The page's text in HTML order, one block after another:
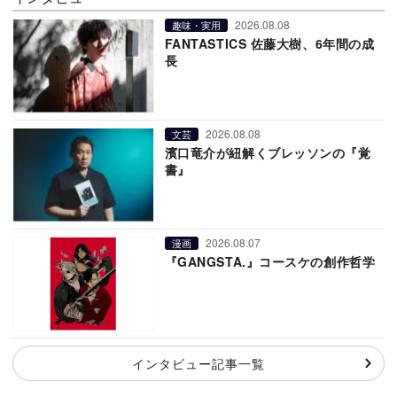
趣味・実用 2026.08.08
FANTASTICS 佐藤大樹、6年間の成
長
文芸 2026.08.08
濱口竜介が紐解くブレッソンの『覚
書』
漫画 2026.08.07
『GANGSTA.』コースケの創作哲学
インタビュー記事一覧